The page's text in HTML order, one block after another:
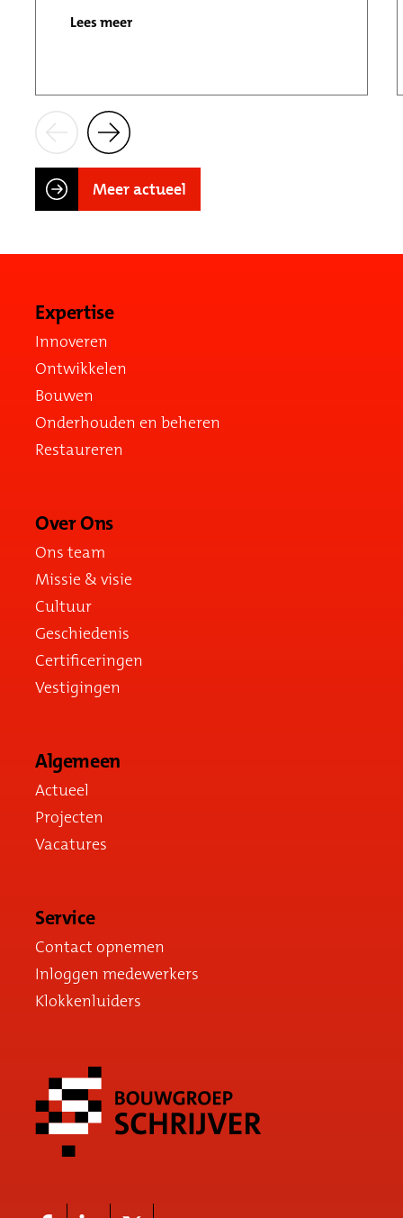
Lees meer
Meer actueel
Expertise
Innoveren
Ontwikkelen
Bouwen
Onderhouden en beheren
Restaureren
Over Ons
Ons team
Missie & visie
Cultuur
Geschiedenis
Certificeringen
Vestigingen
Algemeen
Actueel
Projecten
Vacatures
Service
Contact opnemen
Inloggen medewerkers
Klokkenluiders